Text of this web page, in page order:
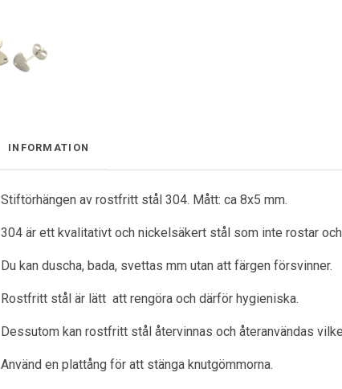
INFORMATION
Stiftörhängen av rostfritt stål 304. Mått: ca 8x5 mm.
304 är ett kvalitativt och nickelsäkert stål som inte rostar
Du kan duscha, bada, svettas mm utan att färgen försvinner.
Rostfritt stål är lätt att rengöra och därför hygieniska.
Dessutom kan rostfritt stål återvinnas och återanvändas
Använd en plattång för att stänga knutgömmorna.